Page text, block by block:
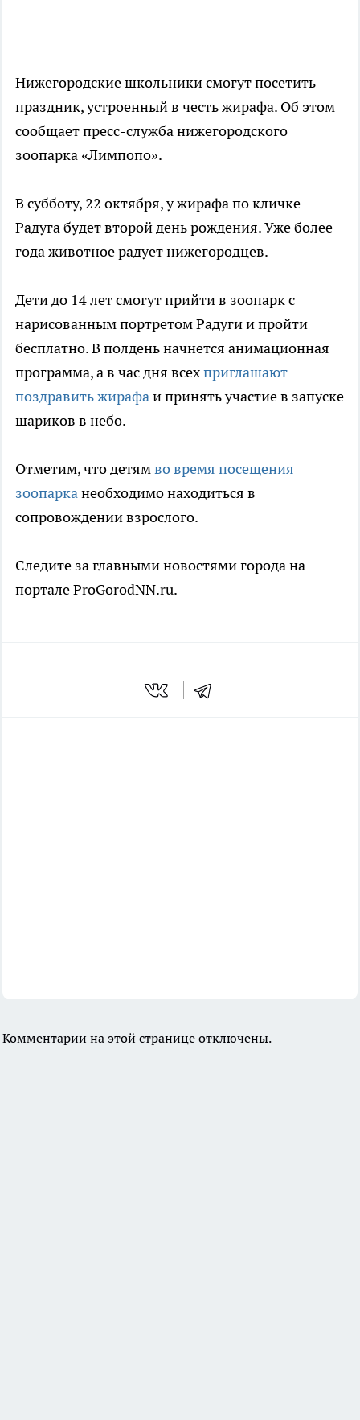
Нижегородские школьники смогут посетить
праздник, устроенный в честь жирафа. Об этом
сообщает пресс-служба нижегородского
зоопарка «Лимпопо».
В субботу, 22 октября, у жирафа по кличке
Радуга будет второй день рождения. Уже более
года животное радует нижегородцев.
Дети до 14 лет смогут прийти в зоопарк с
нарисованным портретом Радуги и пройти
бесплатно. В полдень начнется анимационная
программа, а в час дня всехприглашают
поздравить жирафаи принять участие в запуске
шариков в небо.
Отметим, что детямво время посещения
зоопарканеобходимо находиться в
сопровождении взрослого.
Следите за главными новостями города на
портале ProGorodNN.ru.
Комментарии на этой странице отключены.